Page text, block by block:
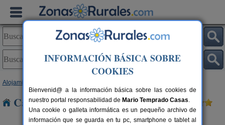
Alojamientos
Casas Rurales cerca de Egozkue
INFORMACIÓN BÁSICA SOBRE
COOKIES
Bienvenid@ a la información básica sobre las cookies de
nuestro portal responsabilidad de Mario Temprado Casas.
Una cookie o galleta informática es un pequeño archivo de
información que se guarda en tu pc, smartphone o tablet al